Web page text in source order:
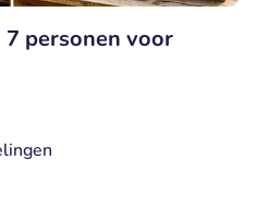
personen voor